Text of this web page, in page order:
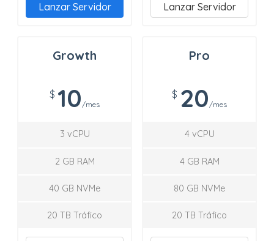
Lanzar Servidor Lanzar Servidor
Growth
$ 10 /mes
3 vCPU
2 GB RAM
40 GB NVMe
20 TB Tráfico
Pro
$ 20 /mes
4 vCPU
4 GB RAM
80 GB NVMe
20 TB Tráfico